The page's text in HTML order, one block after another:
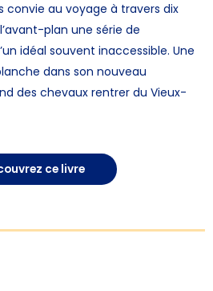
convie au voyage à travers dix
plan une série de
idéal souvent inaccessible. Une
dans son nouveau
des chevaux rentrer du Vieux-
ce livre